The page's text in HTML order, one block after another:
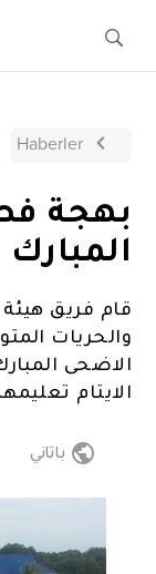
Haberler
بهجة
المبارك
قام فريق هيئة
والحريات
الاضحى
الايتام
باتاني